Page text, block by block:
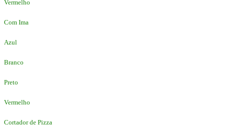
Vermelho
Com Ima
Azul
Branco
Preto
Vermelho
Cortador de Pizza